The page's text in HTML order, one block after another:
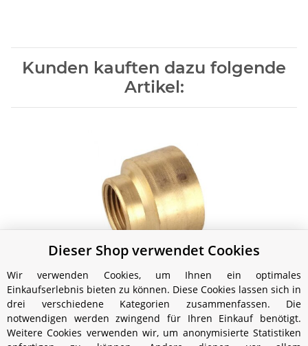
Kunden kauften dazu folgende
Artikel:
Mischkammer (HK350/500)
11,99 €
*
Dieser Shop verwendet Cookies
Wir verwenden Cookies, um Ihnen ein optimales
Einkaufserlebnis bieten zu können. Diese Cookies lassen sich in
drei verschiedene Kategorien zusammenfassen. Die
notwendigen werden zwingend für Ihren Einkauf benötigt.
Weitere Cookies verwenden wir, um anonymisierte Statistiken